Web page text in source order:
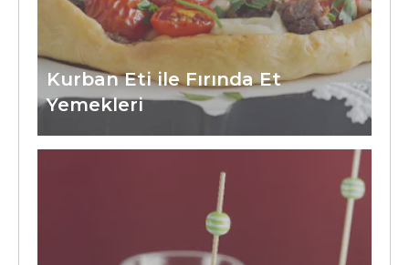
Kurban Eti ile Fırında Et
Yemekleri